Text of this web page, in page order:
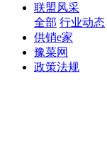
联盟风采
全部 行业动态
供销e家
豫菜网
政策法规